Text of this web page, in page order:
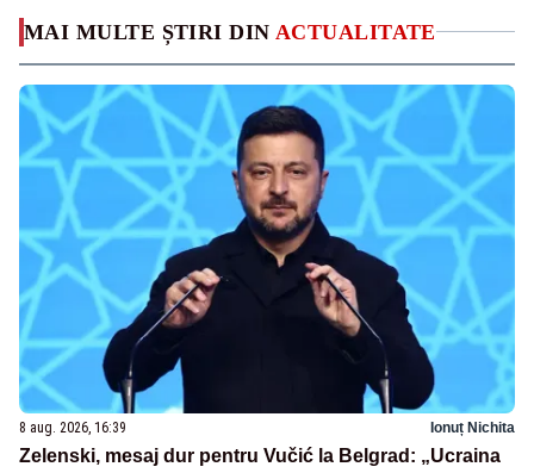
MAI MULTE ȘTIRI DIN ACTUALITATE
8 aug. 2026, 16:39 Ionuț Nichita
Zelenski, mesaj dur pentru Vučić la Belgrad: „Ucraina